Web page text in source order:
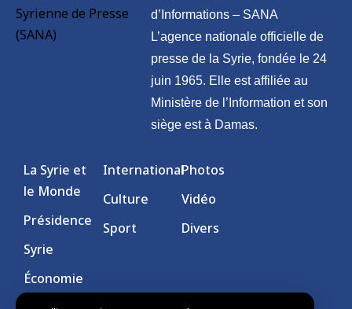
d’Informations – SANA
L’agence nationale officielle de
presse de la Syrie, fondée le 24
juin 1965. Elle est affiliée au
Ministère de l’Information et son
siège est à Damas.
La Syrie et
le Monde
Présidence
Syrie
Économie
International
Culture
Sport
Photos
Vidéo
Divers